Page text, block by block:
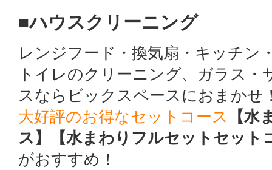
■ハウスクリーニング
レンジフード・換気扇・キッチン
トイレのクリーニング、ガラス
スならビックスペースにおまかせ
大好評のお得なセットコース
【
ス】【水まわりフルセットセット
がおすすめ！